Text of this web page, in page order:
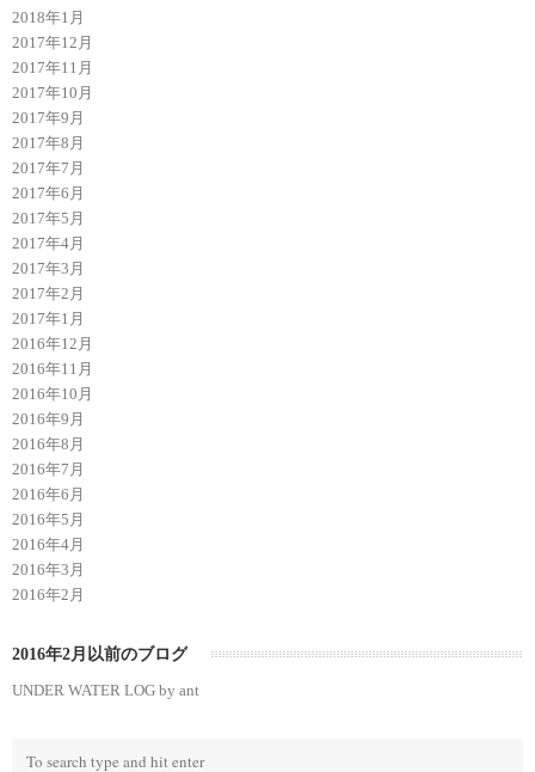
2018年1月
2017年12月
2017年11月
2017年10月
2017年9月
2017年8月
2017年7月
2017年6月
2017年5月
2017年4月
2017年3月
2017年2月
2017年1月
2016年12月
2016年11月
2016年10月
2016年9月
2016年8月
2016年7月
2016年6月
2016年5月
2016年4月
2016年3月
2016年2月
2016年2月以前のブログ
UNDER WATER LOG by ant